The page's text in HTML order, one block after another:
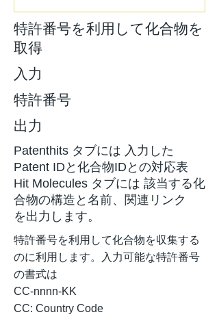
特許番号を利用して化合物を
取得
入力
特許番号
出力
Patenthits タブには 入力した
Patent IDと化合物IDとの対応表
Hit Molecules タブには 該当する化
合物の構造と名前、関連リンク
を出力します。
特許番号を利用して化合物を収集する
のに利用します。入力可能な特許番号
の書式は
CC-nnnn-KK
CC: Country Code